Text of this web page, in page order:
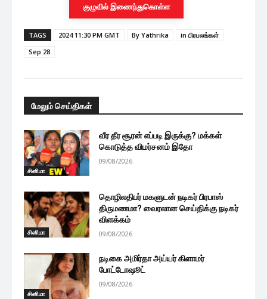
குழுவில் இணைந்துகொள்ள
TAGS 2024 11:30 PM GMT By Yathrika
in பிரபலங்கள்
Sep 28
மேலும் செய்திகள்
சினிமா
வீர தீர சூரன் எப்படி இருக்கு? மக்கள்
கொடுத்த விமர்சனம் இதோ
09/08/2026
சினிமா
தொழிலதிபர் மகளுடன் நடிகர் பிரபாஸ்
திருமணமா? வைரலான செய்திக்கு நடிகர்
விளக்கம்
09/08/2026
சினிமா
நடிகை அமிர்தா அய்யர் கிளாமர்
போட்டோஷூட்
09/08/2026